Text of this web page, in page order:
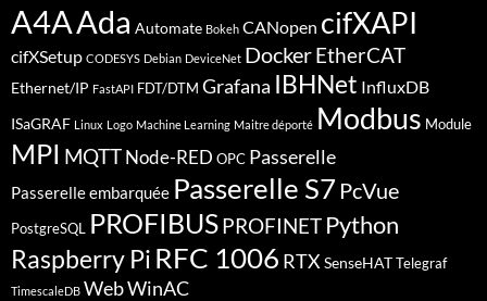
A4AAda Automate Bokeh CANopen cifXAPI
cifXSetup CODESYS Debian DeviceNet DockerEtherCAT
Ethernet/IP FastAPI FDT/DTM Grafana IBHNet InfluxDB
ISaGRAF Linux Logo Machine Learning Maitre déporté Modbus Module
MPI MQTTNode-RED OPC Passerelle
Passerelle embarquée Passerelle S7 PcVue
PostgreSQL PROFIBUSPROFINET Python
Raspberry Pi RFC 1006 RTX SenseHATTelegraf
TimescaleDB WebWinAC